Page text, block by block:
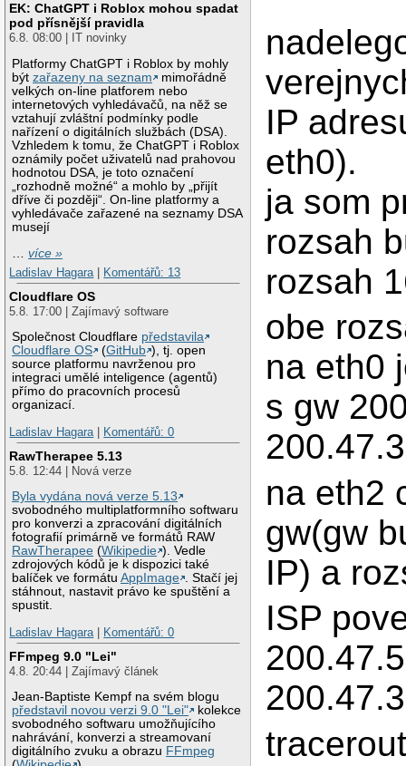
EK: ChatGPT i Roblox mohou spadat
pod přísnější pravidla
6.8. 08:00 | IT novinky
Platformy ChatGPT i Roblox by mohly
býtzařazeny na seznam
mimořádně
velkých on-line platforem nebo
internetových vyhledávačů, na něž se
vztahují zvláštní podmínky podle
nařízení o digitálních službách (DSA).
Vzhledem k tomu, že ChatGPT i Roblox
oznámily počet uživatelů nad prahovou
hodnotou DSA, je toto označení
„rozhodně možné“ a mohlo by „přijít
dříve či později“. On-line platformy a
vyhledávače zařazené na seznamy DSA
musejí
…více »
Ladislav Hagara| Komentářů: 13
Cloudflare OS
5.8. 17:00 | Zajímavý software
Společnost Cloudflare představila
Cloudflare OS
(GitHub ), tj. open
source platformu navrženou pro
integraci umělé inteligence (agentů)
přímo do pracovních procesů
organizací.
Ladislav Hagara| Komentářů: 0
RawTherapee 5.13
5.8. 12:44 | Nová verze
Byla vydána nová verze 5.13
svobodného multiplatformního softwaru
pro konverzi a zpracování digitálních
fotografií primárně ve formátů RAW
RawTherapee (Wikipedie ). Vedle
zdrojových kódů je k dispozici také
balíček ve formátuAppImage . Stačí jej
stáhnout, nastavit právo ke spuštění a
spustit.
Ladislav Hagara| Komentářů: 0
FFmpeg 9.0 "Lei"
4.8. 20:44 | Zajímavý článek
Jean-Baptiste Kempf na svém blogu
představil novou verzi 9.0 "Lei"
kolekce
svobodného softwaru umožňujícího
nahrávání, konverzi a streamovaní
digitálního zvuku a obrazu FFmpeg
IP
eth0).
ja som
rozsah
rozsah
obe
na eth0
s gw
na eth2
gw(gw
IP) a
ISP